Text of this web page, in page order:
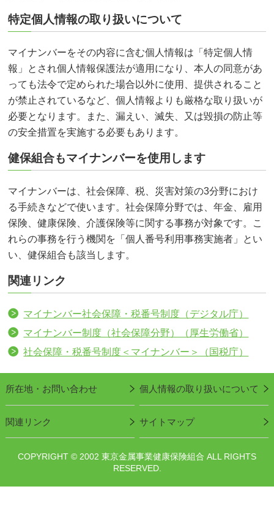
特定個人情報の取り扱いについて
マイナンバーをその内容に含む個人情報は「特定個人情
報」とされ個人情報保護法が適用になり、本人の同意があ
っても法令で定められた場合以外に使用、提供されること
が禁止されているなど、個人情報よりも厳格な取り扱いが
必要となります。また、漏えい、滅失、又は毀損の防止等
の安全措置を実施する必要もあります。
健保組合もマイナンバーを使用します
マイナンバーは、社会保障、税、災害対策の3分野におけ
る手続きなどで使います。社会保障分野では、年金、雇用
保険、健康保険、介護保険等に関する事務が対象です。こ
れらの事務を行う機関を「個人番号利用事務実施者」とい
い、健保組合も該当します。
関連リンク
マイナンバー社会保障・税番号制度（デジタル庁）
マイナンバー制度（社会保障分野）（厚生労働省）
社会保障・税番号制度＜マイナンバー＞（国税庁）
所在地・お問い合わせ 個人情報の取り扱いについて
関連リンク サイトマップ
COPYRIGHT © 2002 東京金属事業健康保険組合 ALL RIGHTS
RESERVED.